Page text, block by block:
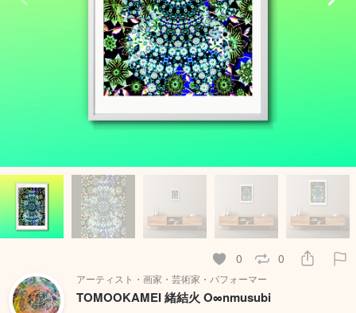
0 0
アーティスト・画家・芸術家・パフォーマー
TOMOOKAMEI 緒結火 O∞nmusubi